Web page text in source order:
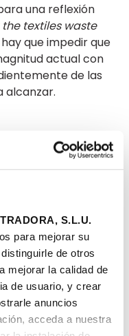
S.L.U.
para mejorar su
de otros
mejorar la calidad de
de usuario, y crear
anuncios
acceda a nuestra
una reflexión
textiles waste
que impedir que
actual con
de las
alcanzar.